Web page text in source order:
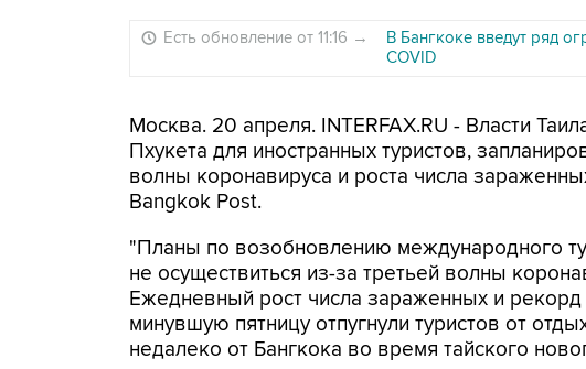
Есть обновление от 11:16 →
В Бангкоке введут ряд
COVID
Москва. 20 апреля. INTERFAX.RU - Власти
Пхукета для иностранных туристов,
волны коронавируса и роста числа
Bangkok Post.
"Планы по возобновлению международного
не осуществиться из-за третьей волны
Ежедневный рост числа зараженных и
минувшую пятницу отпугнули туристов от
недалеко от Бангкока во время тайского